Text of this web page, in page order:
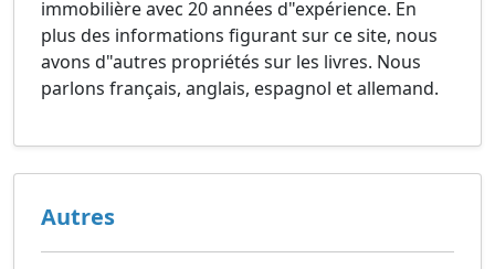
immobilière avec 20 années d"expérience. En
plus des informations figurant sur ​​ce site, nous
avons d"autres propriétés sur les livres. Nous
parlons français, anglais, espagnol et allemand.
Autres